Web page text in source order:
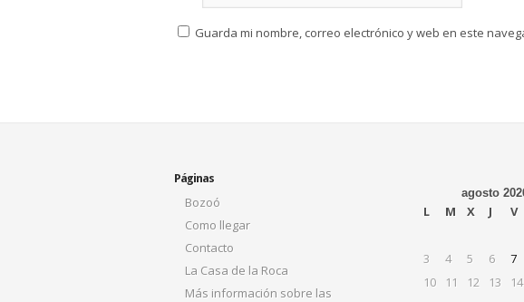
Guarda mi nombre, correo electrónico y web en este
Páginas
Bozoó
Como llegar
Contacto
La Casa de la Roca
Más información sobre las
agosto
L M X J V
3
4 5 6 7
10
11 12 13 14